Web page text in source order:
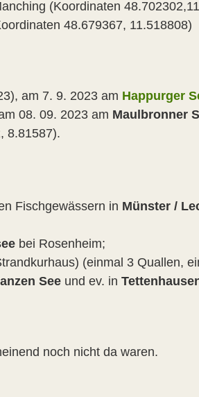
(Koordinaten
48.679367, 11.518808)
am 7. 9. 2023 am Happurger
08. 09. 2023 am Maulbronner
8.81587).
Fischgewässern in Münster /
bei Rosenheim;
(einmal 3 Quallen,
See und ev. in
noch nicht da waren.